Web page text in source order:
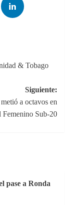
& Tobago
Siguiente:
a octavos en
Femenino Sub-20
pase a Ronda